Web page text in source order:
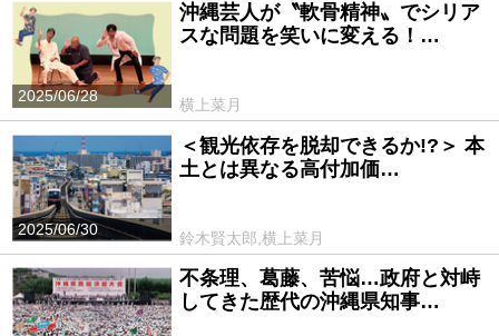
2025/06/28
沖縄芸人が〝軟骨精神〟でシリア
スな問題を笑いに変える！…
横上菜月
2025/06/30
＜観光依存を脱却できるか!?＞ 本
土とは異なる高付加価…
鈴木賢太郎,横上菜月
不条理、葛藤、苦悩…政府と対峙
してきた歴代の沖縄県知事…